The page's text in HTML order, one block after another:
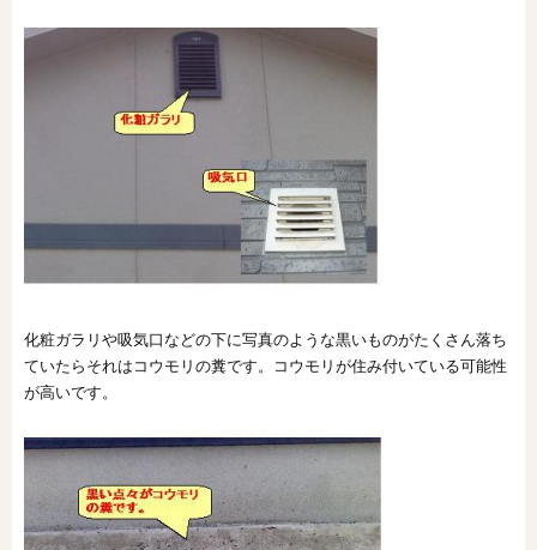
販売中の物件
スマートセレクト
オンライン相談会
化粧ガラリや吸気口などの下に写真のような黒いものがたくさん落ち
ていたらそれはコウモリの糞です。コウモリが住み付いている可能性
が高いです。